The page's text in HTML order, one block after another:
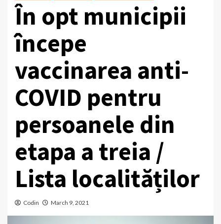
În opt municipii
începe
vaccinarea anti-
COVID pentru
persoanele din
etapa a treia /
Lista localităților
Codin March 9, 2021